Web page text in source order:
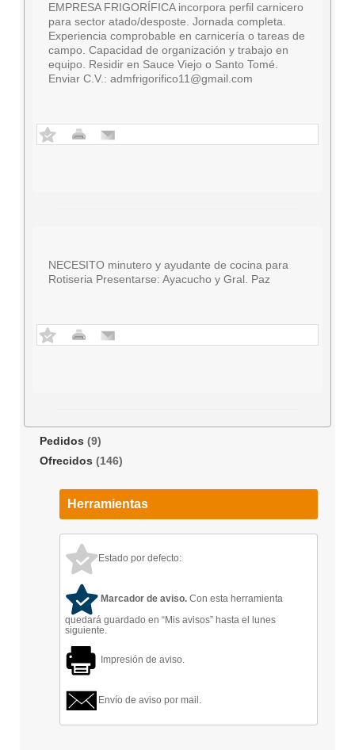
EMPRESA FRIGORÍFICA incorpora perfil carnicero
para sector atado/desposte. Jornada completa.
Experiencia comprobable en carnicería o tareas de
campo. Capacidad de organización y trabajo en
equipo. Residir en Sauce Viejo o Santo Tomé.
Enviar C.V.: admfrigorifico11@gmail.com
NECESITO minutero y ayudante de cocina para
Rotiseria Presentarse: Ayacucho y Gral. Paz
Pedidos (9)
Ofrecidos (146)
Herramientas
Estado por defecto:
Marcador de aviso. Con esta herramienta
quedará guardado en “Mis avisos” hasta el lunes
siguiente.
Impresión de aviso.
Envío de aviso por mail.